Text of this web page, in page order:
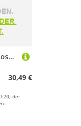
Title Mtb Tubeless Valves Rosa 44 mm
30,49 €
der